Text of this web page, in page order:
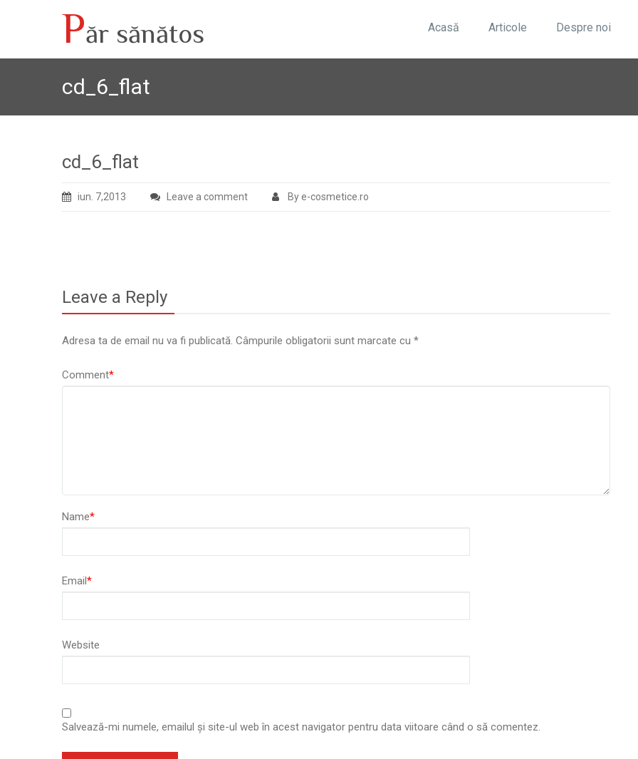
Păr sănătos Acasă Articole Despre noi
cd_6_flat
cd_6_flat
iun. 7,2013 Leave a comment By e-cosmetice.ro
Leave a Reply
Adresa ta de email nu va fi publicată. Câmpurile obligatorii sunt marcate cu *
Comment*
Name*
Email*
Website
Salvează-mi numele, emailul și site-ul web în acest navigator pentru data viitoare când o să comentez.